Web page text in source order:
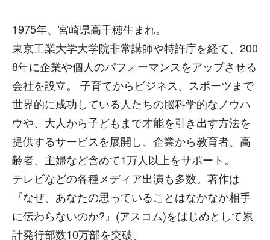
1975年、宮崎県高千穂生まれ。
東京工業大学大学院非常講師や特許庁を経て、200
8年に企業や個人のパフォーマンスをアップさせる
会社を設立。 子育てからビジネス、スポーツまで
世界的に成功している人たちの脳科学的なノウハ
ウや、大人から子どもまで才能を引き出す方法を
提供するサービスを展開し、企業から教育者、高
齢者、主婦など含めて1万人以上をサポート。
テレビなどの各種メディア出演も多数。著作は
『なぜ、あなたの思っていることはなかなか相手
に伝わらないのか?』(アスコム)をはじめとして累
計発行部数10万部を突破。